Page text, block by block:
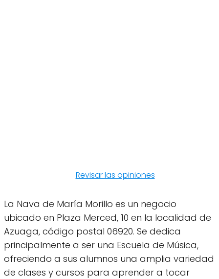
Revisar las opiniones
La Nava de María Morillo es un negocio
ubicado en Plaza Merced, 10 en la localidad de
Azuaga, código postal 06920. Se dedica
principalmente a ser una Escuela de Música,
ofreciendo a sus alumnos una amplia variedad
de clases y cursos para aprender a tocar